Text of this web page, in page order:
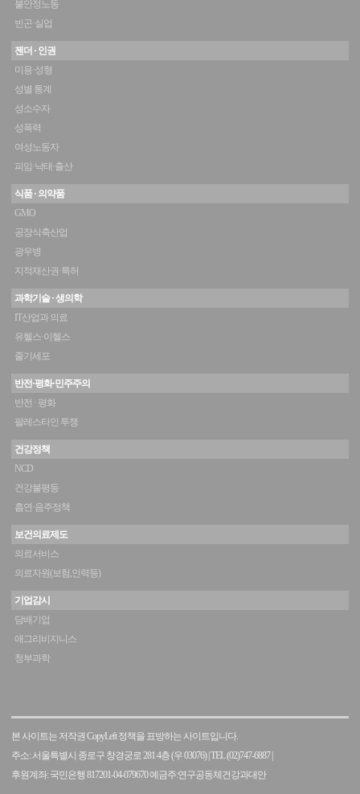
불안정노동
빈곤·실업
젠더 · 인권
미용·성형
성별 통계
성소수자
성폭력
여성노동자
피임·낙태·출산
식품 · 의약품
GMO
공장식축산업
광우병
지적재산권·특허
과학기술 · 생의학
IT산업과 의료
유헬스·이헬스
줄기세포
반전·평화·민주주의
반전 · 평화
팔레스타인 투쟁
건강정책
NCD
건강불평등
흡연·음주정책
보건의료제도
의료서비스
의료자원(보험,인력등)
기업감시
담배기업
애그리비지니스
청부과학
본 사이트는 저작권 CopyLeft 정책을 표방하는 사이트입니다.
주소: 서울특별시 종로구 창경궁로 281 4층 (우 03076)| TEL (02)747-6887|
후원계좌: 국민은행 817201-04-079670 예금주:연구공동체건강과대안